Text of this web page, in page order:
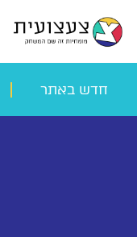
חדש באתר